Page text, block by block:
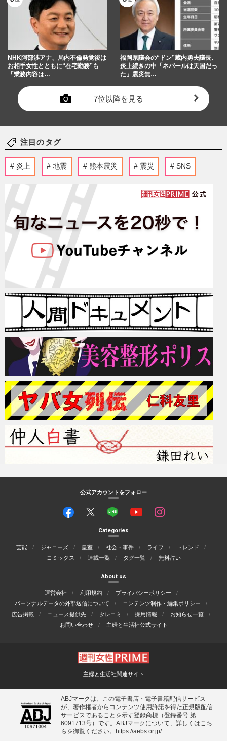
NHK阿部渉アナ、局内不倫発覚後は
お相手女性とともに“在宅勤務”も
「業務内容は…
福岡県議会の“ドン”蔵内勇夫議長、
炎上続きの中「ネパールは天国だっ
た」震災無…
7位以降を見る
注目のタグ
炎上 地震 熊本震災 震災 SNS
公式アカウントをフォロー
Categories
芸能 ジャニーズ 皇室 社会・事件 ライフ
トレンド
コミックス
連載一覧 タグ一覧 無料占い
About us
運営会社 利用規約
プライバシーポリシー
パーソナルデータの外部送信について
コンテンツ制作・編集ポリシー
広告掲載
ニュース提供先 タレコミ 採用情報
お知らせ一覧
お問い合わせ
主婦と生活社公式サイト
主婦と生活社関連サイト
ABJマークは、この電子書店・電子書籍配信サービス
が、著作権者からコンテンツ使用許諾を得た正規版配信
サービスであることを示す登録商標（登録番号 第
6091713号）です。ABJマークについて、詳しくはこち
らを御覧ください。
https://aebs.or.jp/